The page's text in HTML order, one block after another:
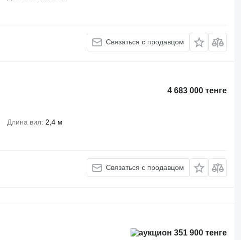
Связаться с продавцом
4 683 000 тенге
Длина вил 2,4 м
Связаться с продавцом
351 900 тенге